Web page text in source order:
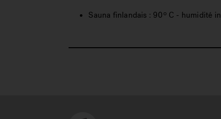
Sauna finlandais : 90º C - humidité